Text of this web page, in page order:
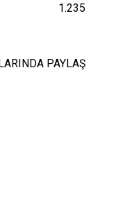
1.235
PAYLAŞ